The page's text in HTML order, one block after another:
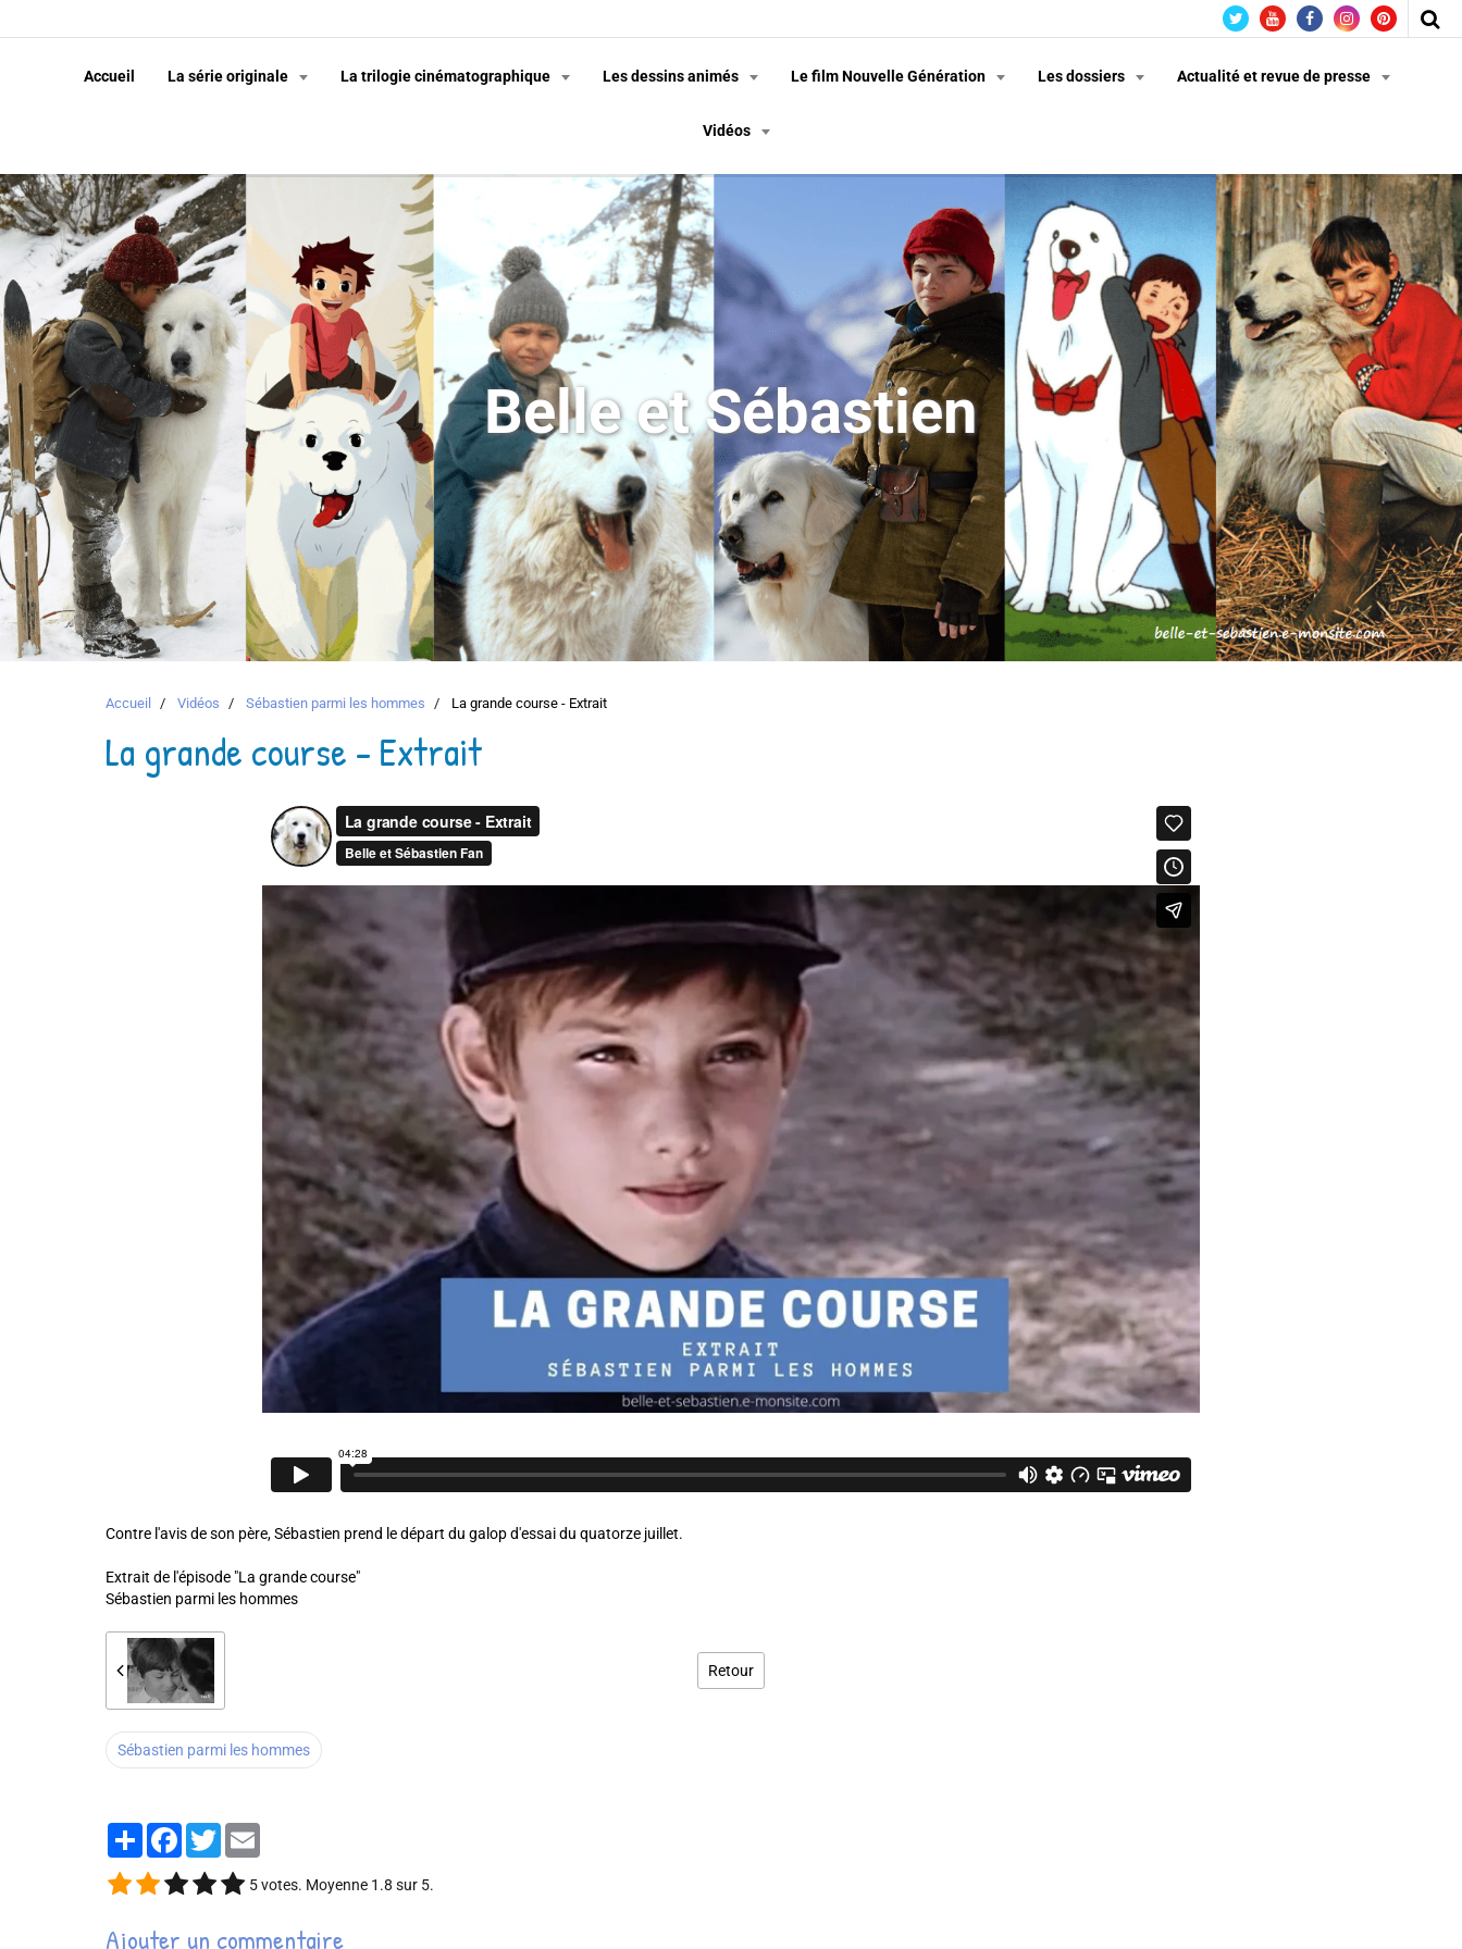
Accueil La série originale La trilogie cinématographique Les dessins animés Le film Nouvelle Génération Les dossiers Actualité et revue de presse
Vidéos
Belle et Sébastien
Accueil Vidéos Sébastien parmi les hommes La grande course - Extrait
La grande course - Extrait
Contre l'avis de son père, Sébastien prend le départ du galop d'essai du quatorze juillet.
Extrait de l'épisode "La grande course"
Sébastien parmi les hommes
Retour
Sébastien parmi les hommes
PartagerFacebook
Twitter
5votes. Moyenne 1.8 sur 5.
Ajouter un commentaire